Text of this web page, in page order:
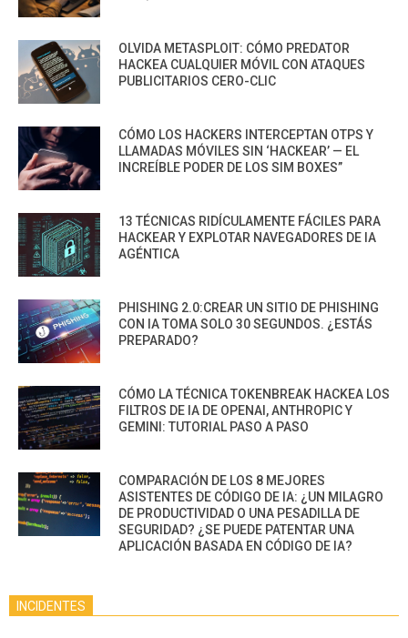
OLVIDA METASPLOIT: CÓMO PREDATOR
HACKEA CUALQUIER MÓVIL CON ATAQUES
PUBLICITARIOS CERO-CLIC
CÓMO LOS HACKERS INTERCEPTAN OTPS Y
LLAMADAS MÓVILES SIN ‘HACKEAR’ — EL
INCREÍBLE PODER DE LOS SIM BOXES”
13 TÉCNICAS RIDÍCULAMENTE FÁCILES PARA
HACKEAR Y EXPLOTAR NAVEGADORES DE IA
AGÉNTICA
PHISHING 2.0:CREAR UN SITIO DE PHISHING
CON IA TOMA SOLO 30 SEGUNDOS. ¿ESTÁS
PREPARADO?
CÓMO LA TÉCNICA TOKENBREAK HACKEA LOS
FILTROS DE IA DE OPENAI, ANTHROPIC Y
GEMINI: TUTORIAL PASO A PASO
COMPARACIÓN DE LOS 8 MEJORES
ASISTENTES DE CÓDIGO DE IA: ¿UN MILAGRO
DE PRODUCTIVIDAD O UNA PESADILLA DE
SEGURIDAD? ¿SE PUEDE PATENTAR UNA
APLICACIÓN BASADA EN CÓDIGO DE IA?
INCIDENTES